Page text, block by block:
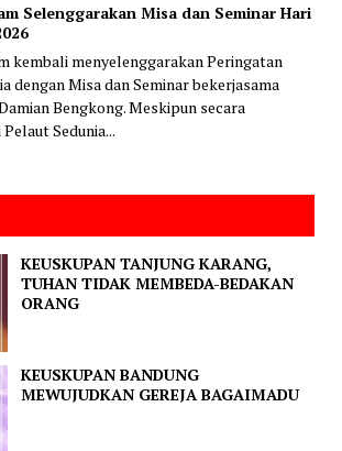
Selenggarakan Misa dan Seminar Hari
kembali menyelenggarakan Peringatan
dengan Misa dan Seminar bekerjasama
Bengkong. Meskipun secara
Sedunia...
KEUSKUPAN TANJUNG KARANG,
TUHAN TIDAK MEMBEDA-BEDAKAN
ORANG
KEUSKUPAN BANDUNG
MEWUJUDKAN GEREJA BAGAIMADU